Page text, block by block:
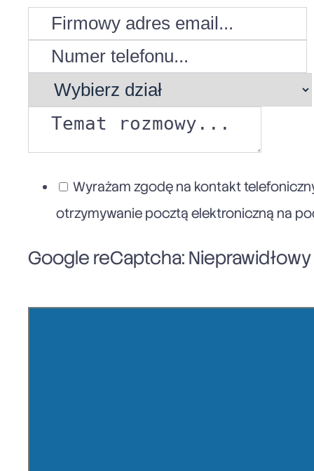
Wyrażam zgodę na kontakt
otrzymywanie pocztą elektroniczną na
Google reCaptcha: